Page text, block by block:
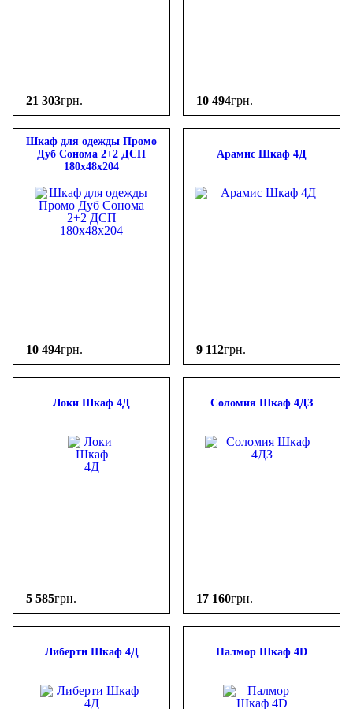
21 303грн. 10 494грн.
Шкаф для одежды Промо
Дуб Cонома 2+2 ДСП
180х48х204
10 494грн.
Арамис Шкаф 4Д
9 112грн.
Локи Шкаф 4Д
5 585грн.
Соломия Шкаф 4ДЗ
17 160грн.
Либерти Шкаф 4Д Палмор Шкаф 4D